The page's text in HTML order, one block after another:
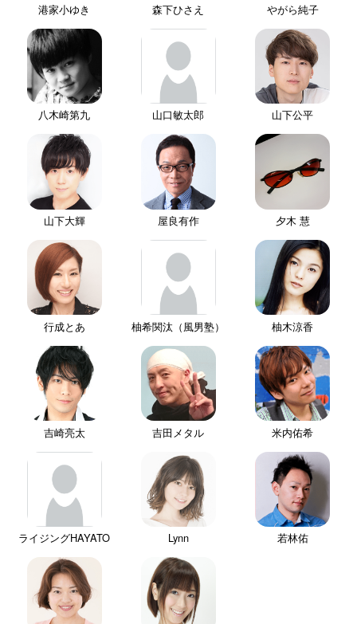
港家小ゆき 森下ひさえ やがら純子
八木崎第九 山口敏太郎 山下公平
山下大輝 屋良有作 夕木 慧
行成とあ 柚希関汰（風男塾） 柚木涼香
吉崎亮太 吉田メタル 米内佑希
ライジングHAYATO Lynn 若林佑